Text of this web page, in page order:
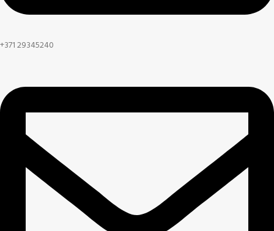
+371 29345240